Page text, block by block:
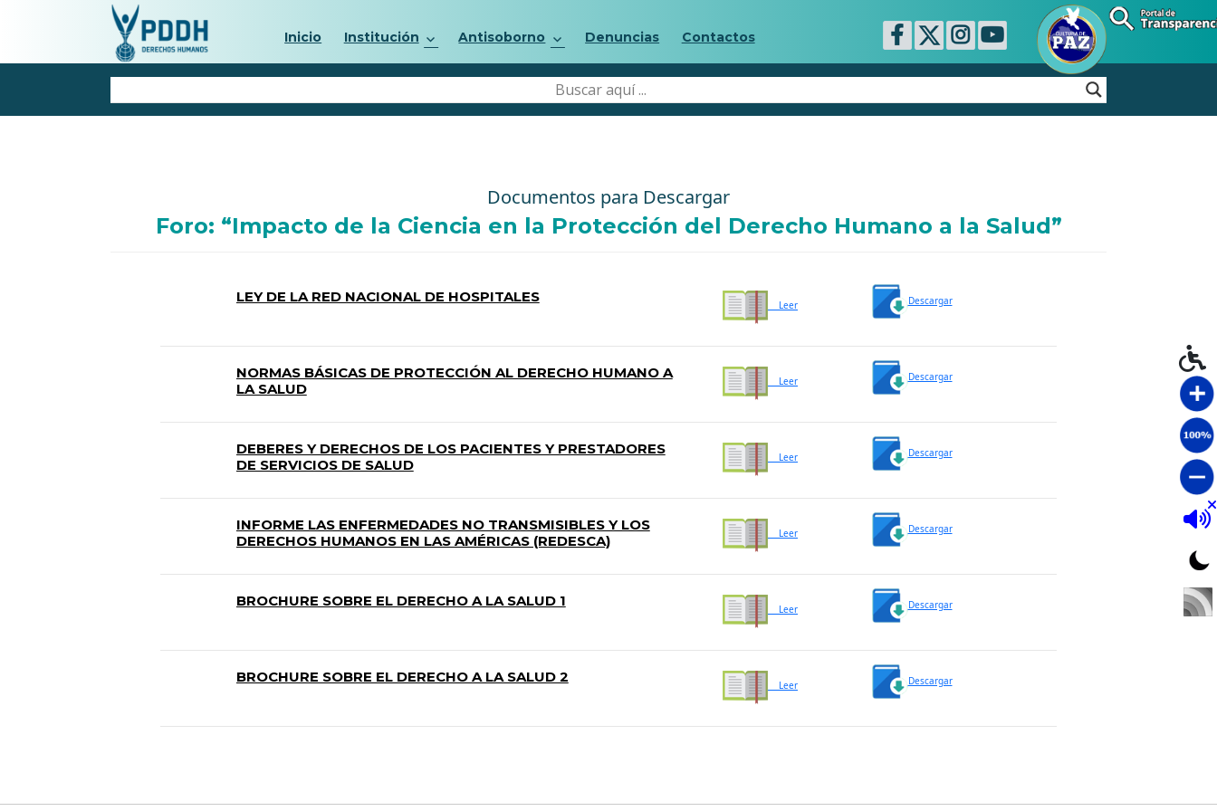
Inicio Institución Antisoborno Denuncias Contactos
Documentos para Descargar
Foro: “Impacto de la Ciencia en la Protección del Derecho Humano a la Salud”
LEY DE LA RED NACIONAL DE HOSPITALES
Leer Descargar
NORMAS BÁSICAS DE PROTECCIÓN AL DERECHO HUMANO A
LA SALUD
Leer Descargar
DEBERES Y DERECHOS DE LOS PACIENTES Y PRESTADORES
DE SERVICIOS DE SALUD
Leer Descargar
INFORME LAS ENFERMEDADES NO TRANSMISIBLES Y LOS
DERECHOS HUMANOS EN LAS AMÉRICAS (REDESCA)
Leer Descargar
BROCHURE SOBRE EL DERECHO A LA SALUD 1
Leer Descargar
BROCHURE SOBRE EL DERECHO A LA SALUD 2
Leer Descargar